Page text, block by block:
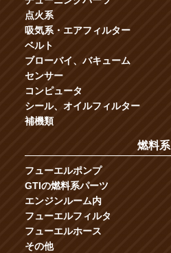
点火系
吸気系・エアフィルター
ベルト
ブローバイ、バキューム
センサー
コンピュータ
シール、オイルフィルター
補機類
燃料系
フューエルポンプ
GTIの燃料系パーツ
エンジンルーム内
フューエルフィルタ
フューエルホース
その他